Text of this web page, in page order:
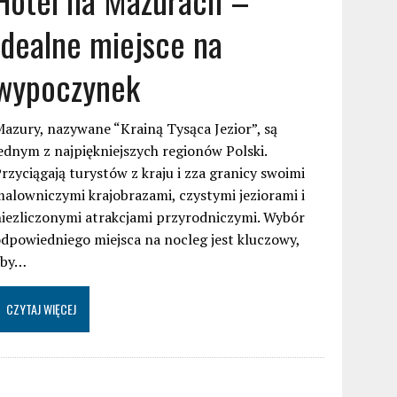
miejsce na
nazywane “Krainą Tysąca Jezior”, są
z najpiękniejszych regionów Polski.
turystów z kraju i zza granicy swoimi
krajobrazami, czystymi jeziorami i
atrakcjami przyrodniczymi. Wybór
miejsca na nocleg jest kluczowy,
CZYTAJ WIĘCEJ